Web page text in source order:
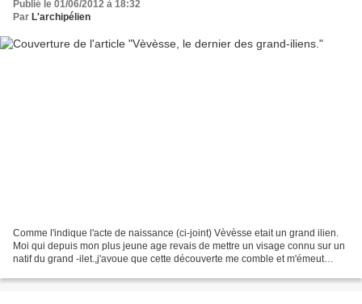
Publié le 01/06/2012 à 18:32
Par L'archipélien
Comme l'indique l'acte de naissance (ci-joint) Vèvèsse etait un grand ilien.
Moi qui depuis mon plus jeune age revais de mettre un visage connu sur un
natif du grand -ilet.,j'avoue que cette découverte me comble et m'émeut